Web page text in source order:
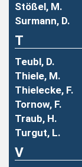
Stößel, M.
Surmann, D.
T
Teubl, D.
Thiele, M.
Thielecke, F.
Tornow, F.
Traub, H.
Turgut, L.
V